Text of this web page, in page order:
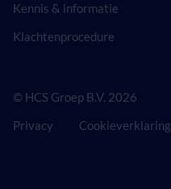
Kennis & informatie
Klachtenprocedure
© HCS Groep B.V. 2026
Privacy
Cookieverklaring